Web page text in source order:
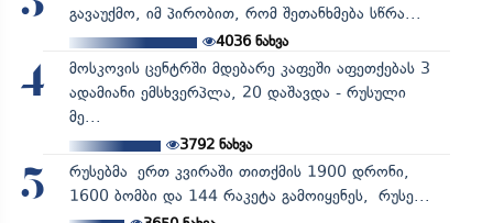
გავაუქმო, იმ პირობით, რომ შეთანხმება სწრა...
4036ნახვა
4
მოსკოვის ცენტრში მდებარე კაფეში აფეთქებას 3
ადამიანი ემსხვერპლა, 20 დაშავდა - რუსული
მე...
3792ნახვა
5
რუსებმა ერთ კვირაში თითქმის 1900 დრონი,
1600 ბომბი და 144 რაკეტა გამოიყენეს, რუსე...